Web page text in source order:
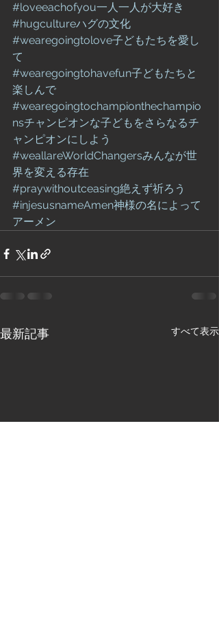
#loveeachofyou一人一人が大好き
#hugcultureハグの文化
#wearegoingtolove子どもたちを愛し
て
#wearegoingtohavefun子どもたちと
楽しんで
#wearegoingtochampionthechampio
nsチャンピオンな子どもをさらなるチ
ャンピオンにしよう
#weallareWorldChangersみんなが世
界を変える存在
#praywithoutceasing絶えず祈ろう
#injesusnameAmen神様の名によって
アーメン
最新記事 すべて表示